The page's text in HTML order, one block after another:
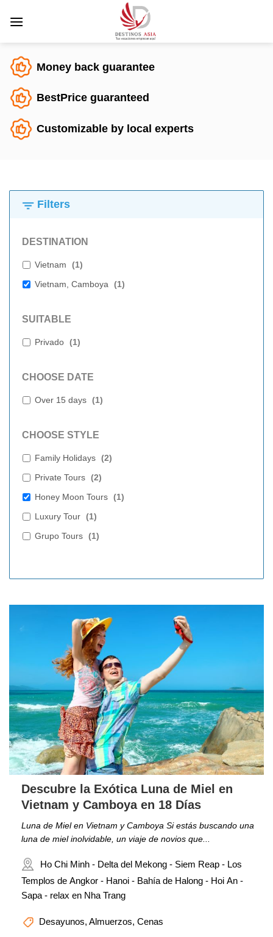
Money back guarantee
BestPrice guaranteed
Customizable by local experts
Filters
DESTINATION
Vietnam (1)
Vietnam, Camboya (1)
SUITABLE
Privado (1)
CHOOSE DATE
Over 15 days (1)
CHOOSE STYLE
Family Holidays (2)
Private Tours (2)
Honey Moon Tours (1)
Luxury Tour (1)
Grupo Tours (1)
Descubre la Exótica Luna de Miel en
Vietnam y Camboya en 18 Días
Luna de Miel en Vietnam y Camboya Si estás buscando una
luna de miel inolvidable, un viaje de novios que...
Ho Chi Minh - Delta del Mekong - Siem Reap - Los
Templos de Angkor - Hanoi - Bahía de Halong - Hoi An -
Sapa - relax en Nha Trang
Desayunos, Almuerzos, Cenas